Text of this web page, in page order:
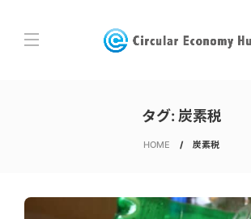
タグ: 炭素税
HOME 炭素税